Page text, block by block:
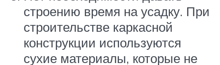
строению время на усадку. При
строительстве каркасной
конструкции используются
сухие материалы, которые не